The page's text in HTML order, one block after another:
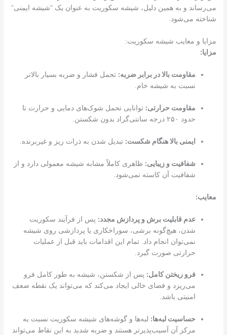
می‌رساند و به همین دلیل، شیشه سکوریت به عنوان یک “شیشه ایمنی”
شناخته می‌شود.
مزایا و معایب شیشه سکوریت:
مزایا:
مقاومت بالا در برابر ضربه: تحمل فشار و ضربه بسیار بالاتر
نسبت به شیشه خام.
مقاومت حرارتی: توانایی تحمل شوک‌های دمایی و حرارت تا
حدود ۲۵۰ درجه سانتی‌گراد بدون شکستن.
ایمنی بالا هنگام شکست: تبدیل شدن به ذرات ریز و غیربرنده.
شفافیت و زیبایی: ظاهری کاملاً مشابه شیشه معمولی دارد و از
شفافیت آن کاسته نمی‌شود.
معایب:
عدم قابلیت برش و پردازش مجدد: پس از فرآیند سکوریت
شدن، هیچ‌گونه برشی، سوراخکاری یا پردازشی روی شیشه
نمی‌توان انجام داد. تمام این اقدامات باید قبل از عملیات
حرارتی صورت گیرد.
فرو ریختن کامل: پس از شکستن، شیشه به طور کامل فرو
می‌ریزد و فضای خالی ایجاد می‌کند که می‌تواند یک نقطه ضعف
امنیتی باشد.
حساسیت لبه‌ها: لبه‌ها و گوشه‌های شیشه سکوریت نسبت به
مرکز آن آسیب‌پذیرتر هستند و ضربه شدید به این نقاط می‌تواند